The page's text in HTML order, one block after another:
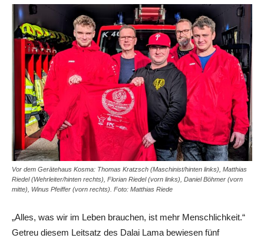
Vor dem Gerätehaus Kosma: Thomas Kratzsch (Maschinist/hinten links), Matthias
Riedel (Wehrleiter/hinten rechts), Florian Riedel (vorn links), Daniel Böhmer (vorn
mitte), Winus Pfeiffer (vorn rechts). Foto: Matthias Riede
„Alles, was wir im Leben brauchen, ist mehr Menschlichkeit.“
Getreu diesem Leitsatz des Dalai Lama bewiesen fünf